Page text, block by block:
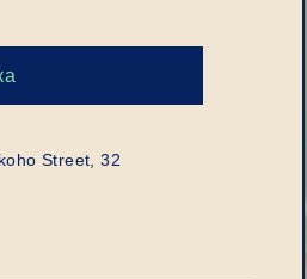
Street, 32